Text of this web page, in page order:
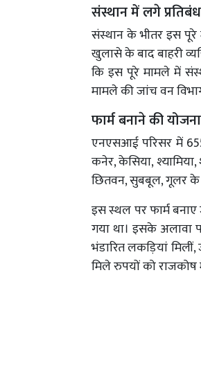
संस्थान में लगे प्रतिबंध
संस्थान के भीतर इस
खुलासे के बाद बाहरी
कि इस पूरे मामले में
मामले की जांच वन
फार्म बनाने की योजना
एनएसआई परिसर में
कनेर, केसिया,
छितवन, सुबबूल, गूलर के
इस स्थल पर फार्म बनाए
गया था। इसके अलावा
भंडारित लकड़ियां मिलीं,
मिले रुपयों को राजकोष